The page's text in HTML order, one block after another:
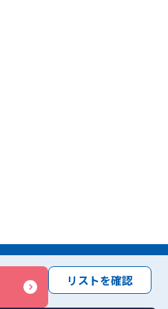
リストを確認
免責事項
サービス利用規約
対する基本方針 お問い合わせ